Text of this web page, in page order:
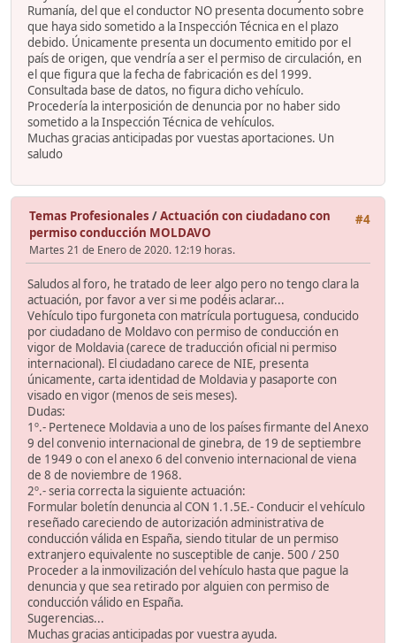
Rumanía, del que el conductor NO presenta documento sobre
que haya sido sometido a la Inspección Técnica en el plazo
debido. Únicamente presenta un documento emitido por el
país de origen, que vendría a ser el permiso de circulación, en
el que figura que la fecha de fabricación es del 1999.
Consultada base de datos, no figura dicho vehículo.
Procedería la interposición de denuncia por no haber sido
sometido a la Inspección Técnica de vehículos.
Muchas gracias anticipadas por vuestas aportaciones. Un
saludo
#4
Temas Profesionales /Actuación con ciudadano con
permiso conducción MOLDAVO
Martes 21 de Enero de 2020. 12:19 horas.
Saludos al foro, he tratado de leer algo pero no tengo clara la
actuación, por favor a ver si me podéis aclarar...
Vehículo tipo furgoneta con matrícula portuguesa, conducido
por ciudadano de Moldavo con permiso de conducción en
vigor de Moldavia (carece de traducción oficial ni permiso
internacional). El ciudadano carece de NIE, presenta
únicamente, carta identidad de Moldavia y pasaporte con
visado en vigor (menos de seis meses).
Dudas:
1º.- Pertenece Moldavia a uno de los países firmante del Anexo
9 del convenio internacional de ginebra, de 19 de septiembre
de 1949 o con el anexo 6 del convenio internacional de viena
de 8 de noviembre de 1968.
2º.- seria correcta la siguiente actuación:
Formular boletín denuncia al CON 1.1.5E.- Conducir el vehículo
reseñado careciendo de autorización administrativa de
conducción válida en España, siendo titular de un permiso
extranjero equivalente no susceptible de canje. 500 / 250
Proceder a la inmovilización del vehículo hasta que pague la
denuncia y que sea retirado por alguien con permiso de
conducción válido en España.
Sugerencias...
Muchas gracias anticipadas por vuestra ayuda.